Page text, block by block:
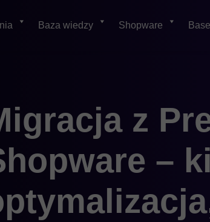
Baza wiedzy Shopware Base
z
–